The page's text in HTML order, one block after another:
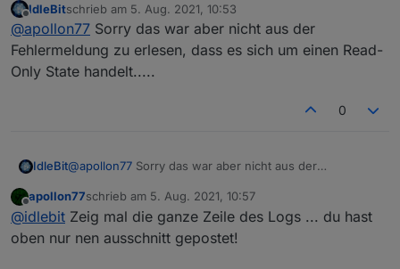
... die Hauptfrage für mich ist : Warum denn
überhaupt? Aber ja eine Lösung (die pragmatischste
aber nicht die beste) ist das von Dir vorgeschlagene.
Die richtige Lösung ist zu schauen warum man
überhaupt auf ein Read-Only-State schreibt und
Offline
IdleBitschrieb am 5. Aug. 2021, 10:53
zuletzt editiert von
@apollon77 Sorry das war aber nicht aus der
Fehlermeldung zu erlesen, dass es sich um einen Read-
Only State handelt.....
0
IdleBit@apollon77 Sorry das war aber nicht aus der
Only State handelt.....
Offline
apollon77schrieb am 5. Aug. 2021, 10:57
zuletzt editiert von
@idlebit Zeig mal die ganze Zeile des Logs ... du hast
oben nur nen ausschnitt gepostet!